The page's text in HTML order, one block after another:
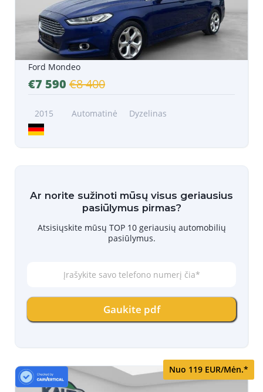
Ford Mondeo
€7 590 €8 400
2015 Automatinė Dyzelinas
Ar norite sužinoti mūsų visus geriausius
pasiūlymus pirmas?
Atsisiųskite mūsų TOP 10 geriausių automobilių
pasiūlymus.
š
k
s
a
Gaukite pdf
Nuo 119 EUR/Mėn.*